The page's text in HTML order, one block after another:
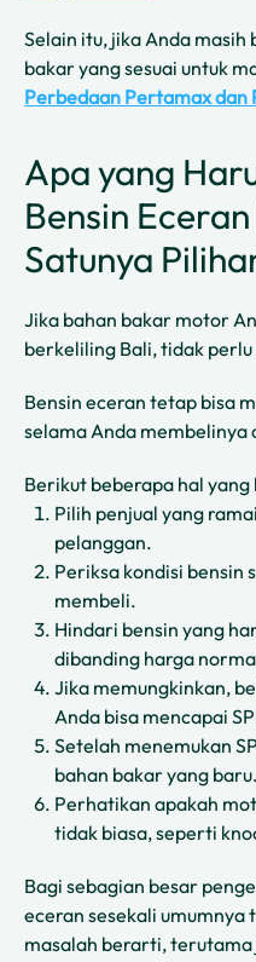
Selain itu, jika Anda masih
bakar yang sesuai untuk
Perbedaan Pertamax
Apa yang
Bensin
Satunya
Jika bahan bakar motor
berkeliling Bali, tidak perlu
Bensin eceran tetap bisa
selama Anda membelinya
Berikut beberapa hal yang
Pilih penjual yang
pelanggan.
Periksa kondisi bensin
membeli.
Hindari bensin yang
dibanding harga
Jika memungkinkan,
Anda bisa mencapai
Setelah menemukan
bahan bakar yang baru.
Perhatikan apakah
tidak biasa, seperti
Bagi sebagian besar
eceran sesekali umumnya
masalah berarti,